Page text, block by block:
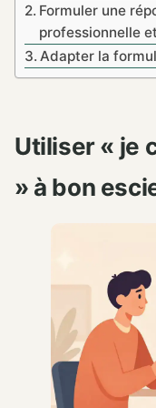
Formuler une
professionnelle
Adapter la
Utiliser « je
» à bon